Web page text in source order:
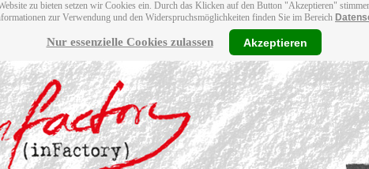
zu bieten setzen wir Cookies ein. Durch das Klicken auf den Button "Akzeptieren"
zur Verwendung und den Widerspruchsmöglichkeiten finden Sie im Bereich
Nur essenzielle Cookies zulassen Akzeptieren